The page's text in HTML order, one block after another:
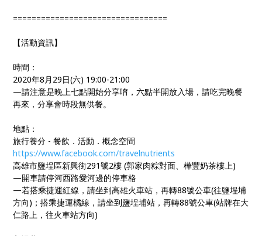
=================================
【活動資訊】
時間：
2020年8月29日(六) 19:00-21:00
—請注意是晚上七點開始分享唷，六點半開放入場，請吃完晚餐
再來，分享會時段無供餐。
地點：
旅行養分 - 餐飲．活動．概念空間
https://www.facebook.com/travelnutrients
高雄市鹽埕區新興街291號2樓 (郭家肉粽對面、樺豐奶茶樓上)
—開車請停河西路愛河邊的停車格
—若搭乘捷運紅線，請坐到高雄火車站，再轉88號公​​車(往鹽埕埔
方向)；搭乘捷運橘線，請坐到鹽埕埔​站​，再轉88號公車(站牌在大
仁路上，往火車站方向)